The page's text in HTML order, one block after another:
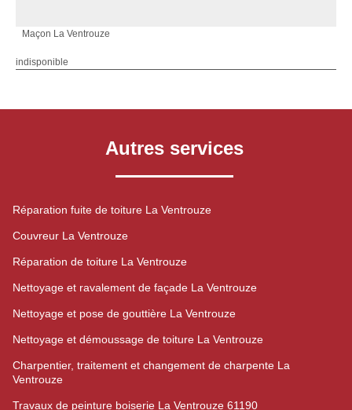
Maçon La Ventrouze
indisponible
Autres services
Réparation fuite de toiture La Ventrouze
Couvreur La Ventrouze
Réparation de toiture La Ventrouze
Nettoyage et ravalement de façade La Ventrouze
Nettoyage et pose de gouttière La Ventrouze
Nettoyage et démoussage de toiture La Ventrouze
Charpentier, traitement et changement de charpente La
Ventrouze
Travaux de peinture boiserie La Ventrouze 61190